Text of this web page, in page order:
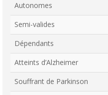
Autonomes
Semi-valides
Dépendants
Atteints d’Alzheimer
Souffrant de Parkinson